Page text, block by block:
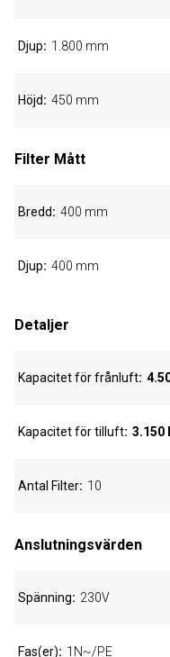
Djup 1.800 mm
Höjd 450 mm
Filter Mått
Bredd 400 mm
Djup 400 mm
Detaljer
Kapacitet för frånluft
Kapacitet för tilluft 3.150 l
Antal Filter 10
Anslutningsvärden
Spänning 230V
Fas(er) 1N~/PE